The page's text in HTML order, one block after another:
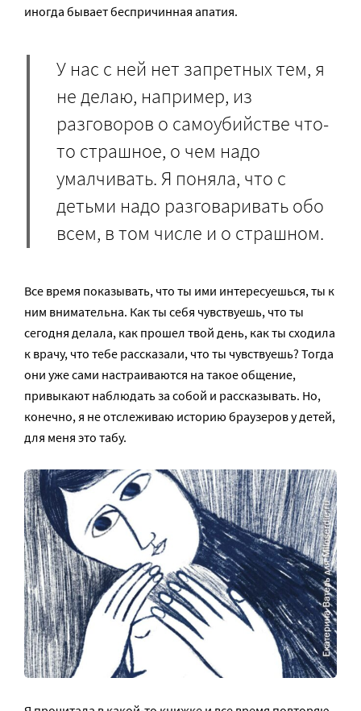
иногда бывает беспричинная апатия.
У нас с ней нет запретных тем, я
не делаю, например, из
разговоров о самоубийстве что-
то страшное, о чем надо
умалчивать. Я поняла, что с
детьми надо разговаривать обо
всем, в том числе и о страшном.
Все время показывать, что ты ими интересуешься, ты к
ним внимательна. Как ты себя чувствуешь, что ты
сегодня делала, как прошел твой день, как ты сходила
к врачу, что тебе рассказали, что ты чувствуешь? Тогда
они уже сами настраиваются на такое общение,
привыкают наблюдать за собой и рассказывать. Но,
конечно, я не отслеживаю историю браузеров у детей,
для меня это табу.